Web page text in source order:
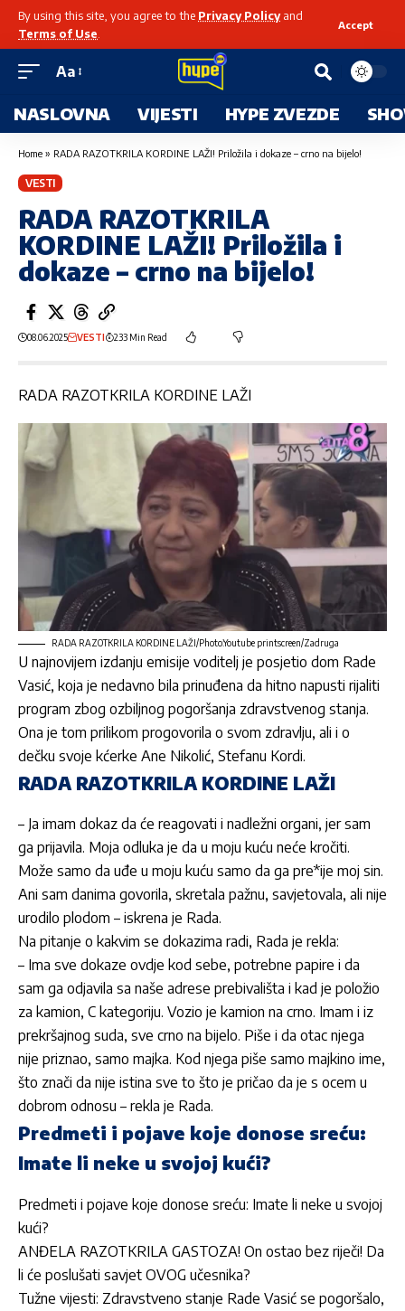
By using this site, you agree to the Privacy Policyand
Terms of Use
Accept
Aa
NASLOVNA VIJESTI HYPE ZVEZDE
Home » RADA RAZOTKRILA KORDINE LAŽI! Priložila i dokaze – crno na bijelo!
VESTI
RADA RAZOTKRILA
KORDINE LAŽI! Priložila i
dokaze – crno na bijelo!
08.06.2025 VESTI 233 Min Read
RADA RAZOTKRILA KORDINE LAŽI
RADA RAZOTKRILA KORDINE LAŽI/Photo:Youtube printscreen/Zadruga
U najnovijem izdanju emisije voditelj je posjetio dom Rade
Vasić, koja je nedavno bila prinuđena da hitno napusti rijaliti
program zbog ozbiljnog pogoršanja zdravstvenog stanja.
Ona je tom prilikom progovorila o svom zdravlju, ali i o
dečku svoje kćerke Ane Nikolić, Stefanu Kordi.
RADA RAZOTKRILA KORDINE LAŽI
– Ja imam dokaz da će reagovati i nadležni organi, jer sam
ga prijavila. Moja odluka je da u moju kuću neće kročiti.
Može samo da uđe u moju kuću samo da ga pre*ije moj sin.
Ani sam danima govorila, skretala pažnu, savjetovala, ali nije
urodilo plodom – iskrena je Rada.
Na pitanje o kakvim se dokazima radi, Rada je rekla:
– Ima sve dokaze ovdje kod sebe, potrebne papire i da
sam ga odjavila sa naše adrese prebivališta i kad je položio
za kamion, C kategoriju. Vozio je kamion na crno. Imam i iz
prekršajnog suda, sve crno na bijelo. Piše i da otac njega
nije priznao, samo majka. Kod njega piše samo majkino ime,
što znači da nije istina sve to što je pričao da je s ocem u
dobrom odnosu – rekla je Rada.
Predmeti i pojave koje donose sreću:
Imate li neke u svojoj kući?
Predmeti i pojave koje donose sreću: Imate li neke u svojoj
kući?
ANĐELA RAZOTKRILA GASTOZA! On ostao bez riječi! Da
li će poslušati savjet OVOG učesnika?
Tužne vijesti: Zdravstveno stanje Rade Vasić se pogoršalo,